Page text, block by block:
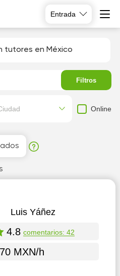
Entrada
tutores en México
Luis Yáñez
4.8 comentarios: 42
MXN/h
Filtros
Online